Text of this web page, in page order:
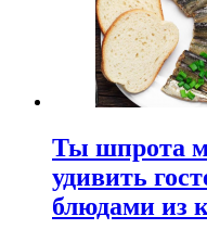
Ты шпрота
удивить
блюдами из